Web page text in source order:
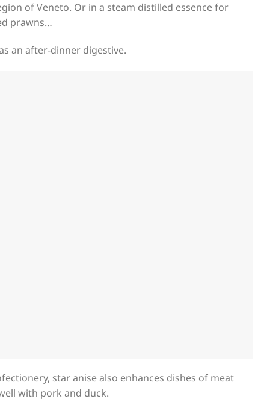
of Veneto. Or in a steam distilled essence for
prawns…
an after-dinner digestive.
star anise also enhances dishes of meat
with pork and duck.